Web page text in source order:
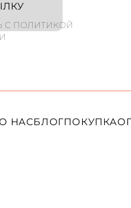
С ПОЛИТИКОЙ
О НАСБЛОГПОКУПКА